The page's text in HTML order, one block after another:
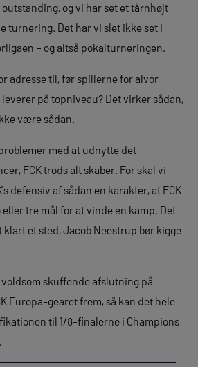
og vi har set et tårnhøjt
turnering. Det har vi slet ikke set i
– og altså pokalturneringen.
adresse til, før spillerne for alvor
på topniveau? Det virker sådan,
være sådan.
med at udnytte det
FCK trods alt skaber. For skal vi
defensiv af sådan en karakter, at FCK
tre mål for at vinde en kamp. Det
klart et sted, Jacob Neestrup bør kigge
voldsom skuffende afslutning på
Europa-gearet frem, så kan det hele
til 1/8-finalerne i Champions